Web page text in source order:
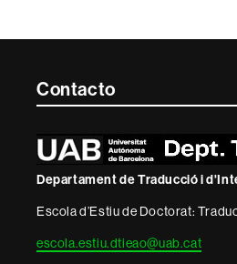
Contacte
informació
legal
Contacto
Departament de Traducció i
Escola d’Estiu de Doctorat:
escola.estiu.dtieao@uab.cat